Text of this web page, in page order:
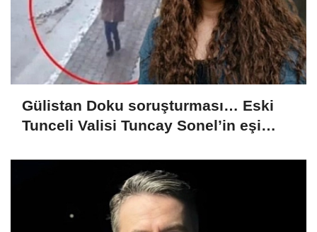
Gülistan Doku soruşturması… Eski
Tunceli Valisi Tuncay Sonel’in eşi